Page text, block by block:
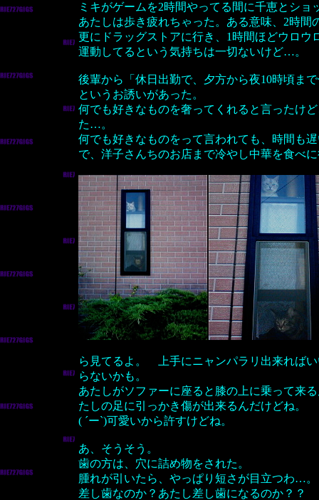
ミキがゲームを2時間やってる間に千恵とシ
あたしは歩き疲れちゃった。ある意味、2時間
更にドラッグストアに行き、1時間ほどウロウ
運動してるという気持ちは一切ないけど…。
後輩から「休日出勤で、夕方から夜10時頃ま
というお誘いがあった。
何でも好きなものを奢ってくれると言ったけ
た…。
何でも好きなものをって言われても、時間も
で、洋子さんちのお店まで冷やし中華を食べ
ら見てるよ。 上手にニャンパラリ出来れば
らないかも。
あたしがソファーに座ると膝の上に乗って来
たしの足に引っかき傷が出来るんだけどね。
( ´ー`)可愛いから許すけどね。
あ、そうそう。
歯の方は、穴に詰め物をされた。
腫れが引いたら、やっぱり短さが目立つわ…。
差し歯なのか？あたし差し歯になるのか？？